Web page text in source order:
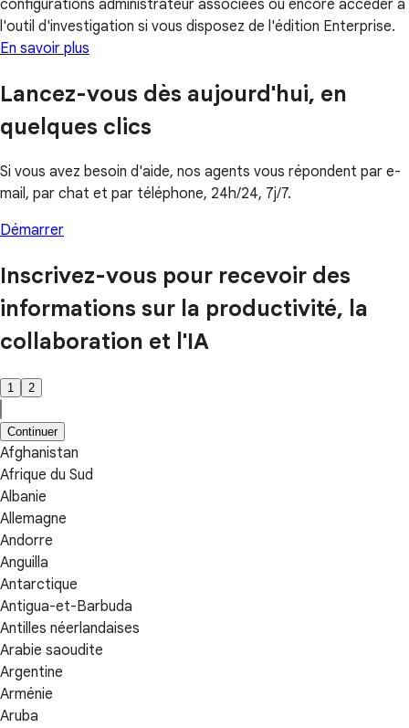
configurations administrateur associées ou encore accéder à
l'outil d'investigation si vous disposez de l'édition Enterprise.
En savoir plus
Lancez-vous dès aujourd'hui, en
quelques clics
Si vous avez besoin d'aide, nos agents vous répondent par e-
mail, par chat et par téléphone, 24h/24, 7j/7.
Démarrer
Inscrivez-vous pour recevoir des
informations sur la productivité, la
collaboration et l'IA
1 2
Continuer
Afghanistan
Afrique du Sud
Albanie
Allemagne
Andorre
Anguilla
Antarctique
Antigua-et-Barbuda
Antilles néerlandaises
Arabie saoudite
Argentine
Arménie
Aruba